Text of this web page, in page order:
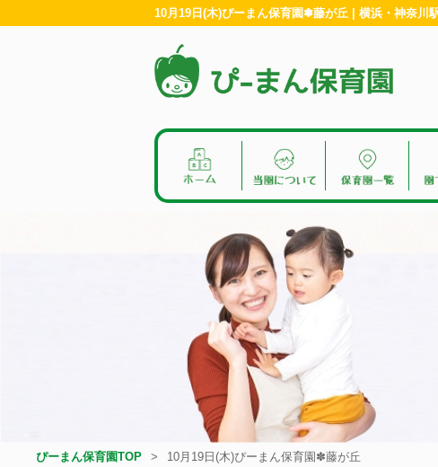
10月19日(木)ぴーまん保育園✽藤が丘 | 横浜・神奈川
ぴーまん保育園TOP 10月19日(木)ぴーまん保育園✽藤が丘